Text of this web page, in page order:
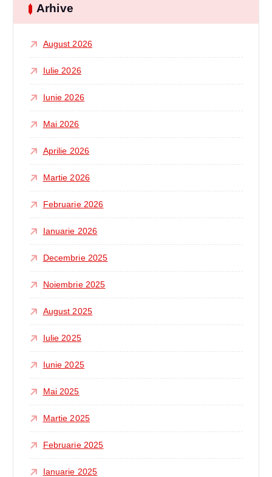
Arhive
August 2026
Iulie 2026
Iunie 2026
Mai 2026
Aprilie 2026
Martie 2026
Februarie 2026
Ianuarie 2026
Decembrie 2025
Noiembrie 2025
August 2025
Iulie 2025
Iunie 2025
Mai 2025
Martie 2025
Februarie 2025
Ianuarie 2025